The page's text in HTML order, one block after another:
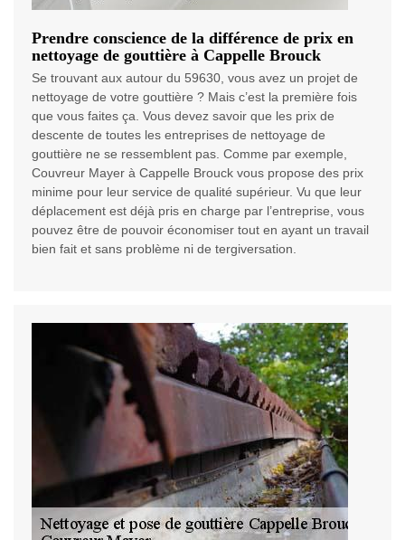
Prendre conscience de la différence de prix en
nettoyage de gouttière à Cappelle Brouck
Se trouvant aux autour du 59630, vous avez un projet de
nettoyage de votre gouttière ? Mais c’est la première fois
que vous faites ça. Vous devez savoir que les prix de
descente de toutes les entreprises de nettoyage de
gouttière ne se ressemblent pas. Comme par exemple,
Couvreur Mayer à Cappelle Brouck vous propose des prix
minime pour leur service de qualité supérieur. Vu que leur
déplacement est déjà pris en charge par l’entreprise, vous
pouvez être de pouvoir économiser tout en ayant un travail
bien fait et sans problème ni de tergiversation.